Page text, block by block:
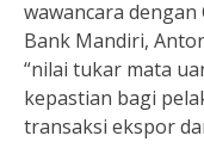
wawancara
Bank Mandiri,
“nilai tukar mata
kepastian bagi
transaksi ekspor